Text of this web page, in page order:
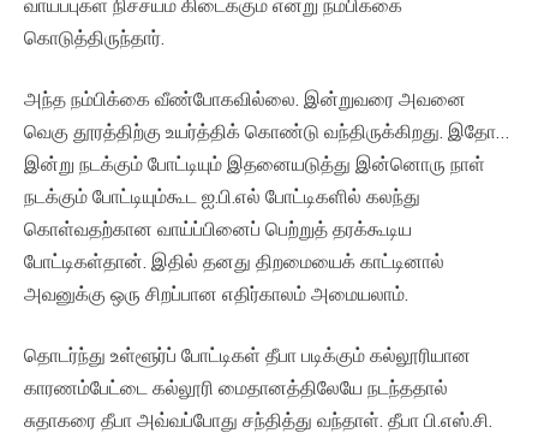
கொடுத்திருந்தார்.
அந்த நம்பிக்கை வீண்போகவில்லை. இன்றுவரை அவனை
வெகு தூரத்திற்கு உயர்த்திக் கொண்டு வந்திருக்கிறது. இதோ…
இன்று நடக்கும் போட்டியும் இதனையடுத்து இன்னொரு நாள்
நடக்கும் போட்டியும்கூட ஐ.பி.எல் போட்டிகளில் கலந்து
கொள்வதற்கான வாய்ப்பினைப் பெற்றுத் தரக்கூடிய
போட்டிகள்தான். இதில் தனது திறமையைக் காட்டினால்
அவனுக்கு ஒரு சிறப்பான எதிர்காலம் அமையலாம்.
தொடர்ந்து உள்ளூர்ப் போட்டிகள் தீபா படிக்கும் கல்லூரியான
காரணம்பேட்டை கல்லூரி மைதானத்திலேயே நடந்ததால்
சுதாகரை தீபா அவ்வப்போது சந்தித்து வந்தாள். தீபா பி.எஸ்.சி.